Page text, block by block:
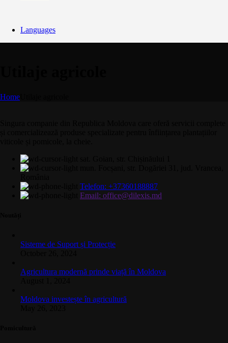
Languages
Home
Telefon: +37360188887
Email: office@dilexis.md
Sisteme de Suport și Protecție
Agricultura modernă prinde viață în Moldova
Moldova investește în agricultură